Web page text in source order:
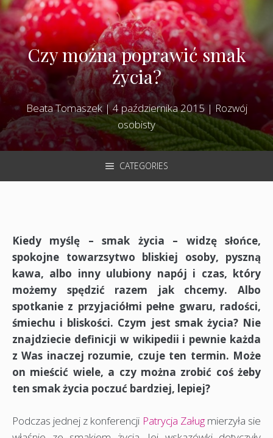
Czy można poprawić smak
życia?
Beata Tomaszek|4 października 2015| Rozwój
osobisty
CATEGORIES
Kiedy myślę – smak życia – widzę słońce,
spokojne towarzsytwo bliskiej osoby, pyszną
kawa, albo inny ulubiony napój i czas, który
możemy spędzić razem jak chcemy. Albo
spotkanie z przyjaciółmi pełne gwaru, radości,
śmiechu i bliskości. Czym jest smak życia? Nie
znajdziecie definicji w wikipedii i pewnie każda
z Was inaczej rozumie, czuje ten termin. Może
on mieścić wiele, a czy można zrobić coś żeby
ten smak życia poczuć bardziej, lepiej?
Podczas jednej z konferencji Patrycja Załugmierzyła sie